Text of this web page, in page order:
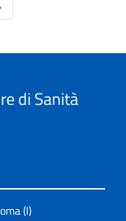
di Sanità
(I)